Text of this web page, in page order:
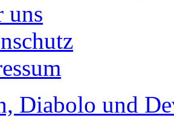
uns
Diabolo und